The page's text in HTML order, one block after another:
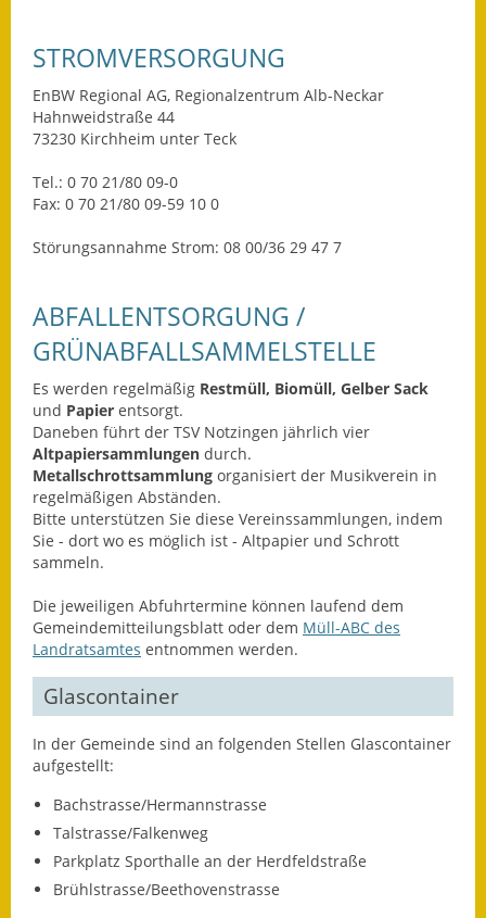
Notfallplanung
Landesstraße
Kreisstraße
Ausweichfahrplan
Buslinie 168
Stellenausschreibungen
Rathaus
Bauhof Notzingen
Landkreis
Formulare
STROMVERSORGUNG
EnBW Regional AG, Regionalzentrum Alb-Neckar
Hahnweidstraße 44
73230 Kirchheim unter Teck
Tel.: 0 70 21/80 09-0
Fax: 0 70 21/80 09-59 10 0
Störungsannahme Strom: 08 00/36 29 47 7
ABFALLENTSORGUNG /
GRÜNABFALLSAMMELSTELLE
Es werden regelmäßig Restmüll, Biomüll, Gelber Sack
und Papier entsorgt.
Daneben führt der TSV Notzingen jährlich vier
Altpapiersammlungen durch.
Metallschrottsammlung organisiert der Musikverein in
regelmäßigen Abständen.
Bitte unterstützen Sie diese Vereinssammlungen, indem
Sie - dort wo es möglich ist - Altpapier und Schrott
sammeln.
Die jeweiligen Abfuhrtermine können laufend dem
Gemeindemitteilungsblatt oder dem Müll-ABC des
Landratsamtes entnommen werden.
Glascontainer
In der Gemeinde sind an folgenden Stellen Glascontainer
aufgestellt:
Bachstrasse/Hermannstrasse
Talstrasse/Falkenweg
Parkplatz Sporthalle an der Herdfeldstraße
Brühlstrasse/Beethovenstrasse